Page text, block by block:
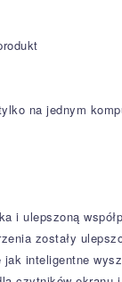
na jednym
i ulepszoną
zostały
inteligentne